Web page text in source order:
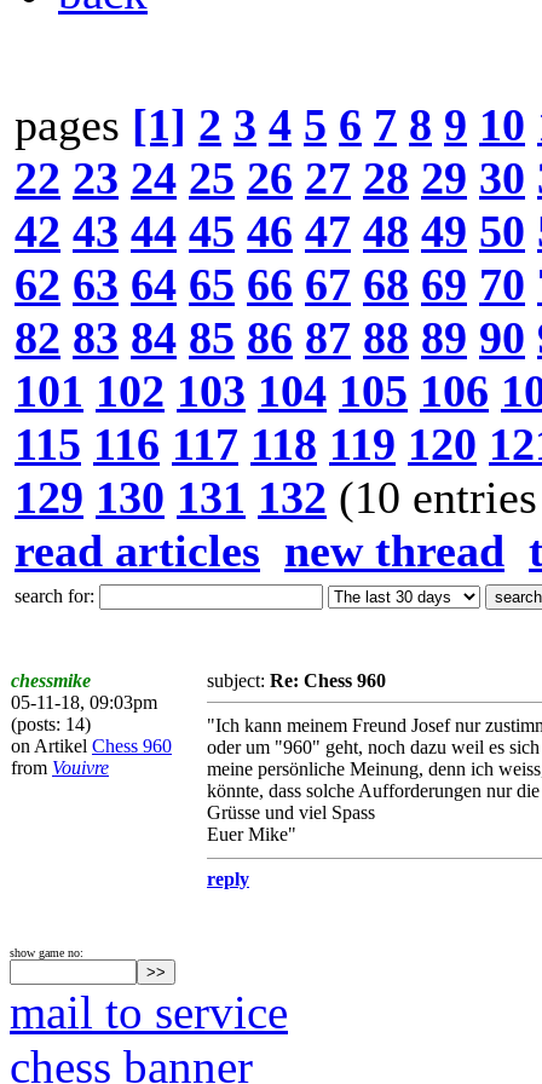
pages [1] 2 3 4 5 6 7 8 9 10
22 23 24 25 26 27 28 29 30
42 43 44 45 46 47 48 49 50
62 63 64 65 66 67 68 69 70
82 83 84 85 86 87 88 89 90
101 102 103 104 105 106
115 116 117 118 119 120
129 130 131 132 (10
read articles new thread
search for:
chessmike
05-11-18, 09:03pm
(posts: 14)
on Artikel Chess 960
from Vouivre
subject: Re: Chess 960
"Ich kann meinem Freund Josef nur
oder um "960" geht, noch dazu weil es
meine persönliche Meinung, denn ich
könnte, dass solche Aufforderungen nur
Grüsse und viel Spass
Euer Mike"
reply
show game no:
mail to service
chess banner